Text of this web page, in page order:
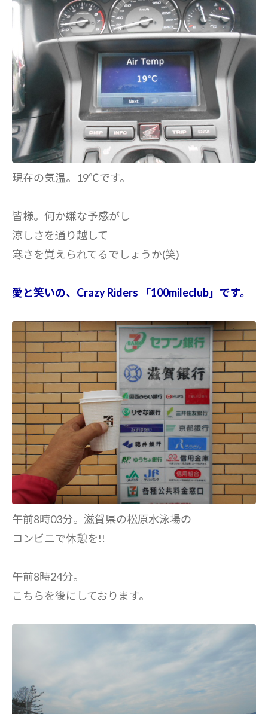
現在の気温。19℃です。
皆様。何か嫌な予感がし
涼しさを通り越して
寒さを覚えられてるでしょうか(笑)
愛と笑いの、Crazy Riders 「100mileclub」です。
午前8時03分。滋賀県の松原水泳場の
コンビニで休憩を!!
午前8時24分。
こちらを後にしております。